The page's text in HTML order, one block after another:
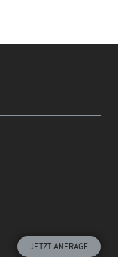
JETZT ANFRAGE